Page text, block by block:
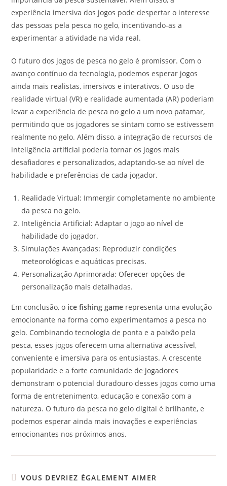
experiência imersiva dos jogos pode despertar o interesse
das pessoas pela pesca no gelo, incentivando-as a
experimentar a atividade na vida real.
O futuro dos jogos de pesca no gelo é promissor. Com o
avanço contínuo da tecnologia, podemos esperar jogos
ainda mais realistas, imersivos e interativos. O uso de
realidade virtual (VR) e realidade aumentada (AR) poderiam
levar a experiência de pesca no gelo a um novo patamar,
permitindo que os jogadores se sintam como se estivessem
realmente no gelo. Além disso, a integração de recursos de
inteligência artificial poderia tornar os jogos mais
desafiadores e personalizados, adaptando-se ao nível de
habilidade e preferências de cada jogador.
Realidade Virtual: Immergir completamente no ambiente
da pesca no gelo.
Inteligência Artificial: Adaptar o jogo ao nível de
habilidade do jogador.
Simulações Avançadas: Reproduzir condições
meteorológicas e aquáticas precisas.
Personalização Aprimorada: Oferecer opções de
personalização mais detalhadas.
Em conclusão, o ice fishing game representa uma evolução
emocionante na forma como experimentamos a pesca no
gelo. Combinando tecnologia de ponta e a paixão pela
pesca, esses jogos oferecem uma alternativa acessível,
conveniente e imersiva para os entusiastas. A crescente
popularidade e a forte comunidade de jogadores
demonstram o potencial duradouro desses jogos como uma
forma de entretenimento, educação e conexão com a
natureza. O futuro da pesca no gelo digital é brilhante, e
podemos esperar ainda mais inovações e experiências
emocionantes nos próximos anos.
VOUS DEVRIEZ ÉGALEMENT AIMER